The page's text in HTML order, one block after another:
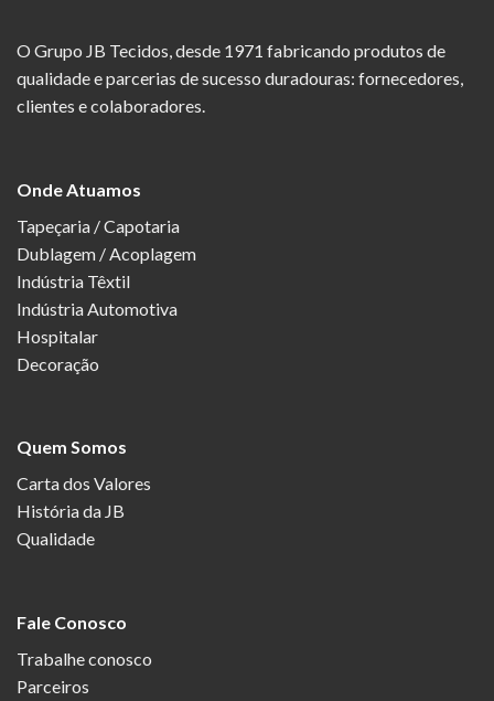
O Grupo JB Tecidos, desde 1971 fabricando produtos de
qualidade e parcerias de sucesso duradouras: fornecedores,
clientes e colaboradores.
Onde Atuamos
Tapeçaria / Capotaria
Dublagem / Acoplagem
Indústria Têxtil
Indústria Automotiva
Hospitalar
Decoração
Quem Somos
Carta dos Valores
História da JB
Qualidade
Fale Conosco
Trabalhe conosco
Parceiros